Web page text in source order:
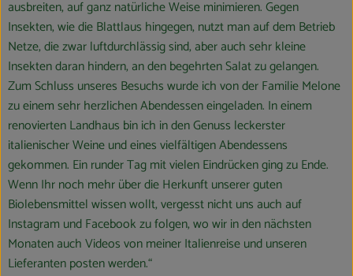
ausbreiten, auf ganz natürliche Weise minimieren. Gegen
Insekten, wie die Blattlaus hingegen, nutzt man auf dem Betrieb
Netze, die zwar luftdurchlässig sind, aber auch sehr kleine
Insekten daran hindern, an den begehrten Salat zu gelangen.
Zum Schluss unseres Besuchs wurde ich von der Familie Melone
zu einem sehr herzlichen Abendessen eingeladen. In einem
renovierten Landhaus bin ich in den Genuss leckerster
italienischer Weine und eines vielfältigen Abendessens
gekommen. Ein runder Tag mit vielen Eindrücken ging zu Ende.
Wenn Ihr noch mehr über die Herkunft unserer guten
Biolebensmittel wissen wollt, vergesst nicht uns auch auf
Instagram und Facebook zu folgen, wo wir in den nächsten
Monaten auch Videos von meiner Italienreise und unseren
Lieferanten posten werden.“